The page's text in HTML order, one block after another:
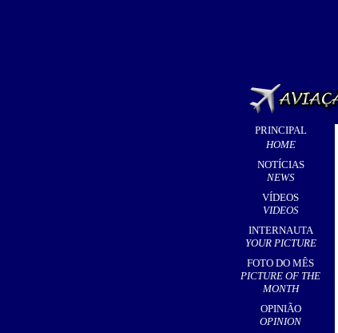
PRINCIPAL
HOME
NOTÍCIAS
NEWS
VÍDEOS
VIDEOS
INTERNAUTA
YOUR PICTURE
FOTO DO MÊS
PICTURE OF THE
MONTH
OPINIÃO
OPINION